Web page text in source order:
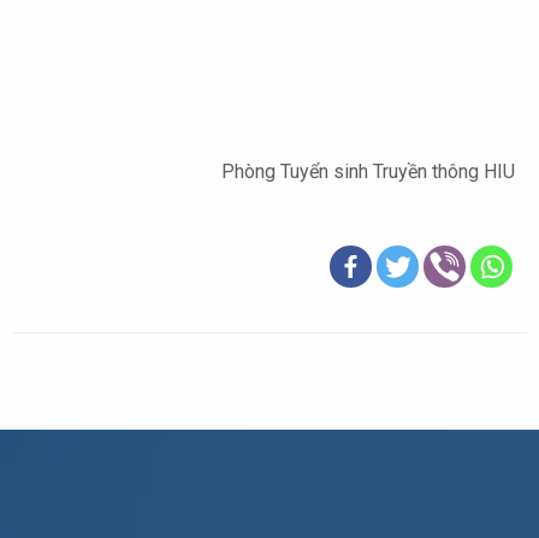
Phòng Tuyển sinh Truyền thông HIU